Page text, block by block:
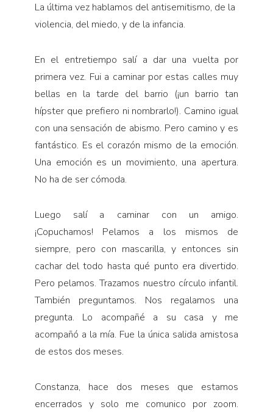
La última vez hablamos del antisemitismo, de la
violencia, del miedo, y de la infancia.
En el entretiempo salí a dar una vuelta por
primera vez. Fui a caminar por estas calles muy
bellas en la tarde del barrio (¡un barrio tan
hípster que prefiero ni nombrarlo!). Camino igual
con una sensación de abismo. Pero camino y es
fantástico. Es el cora­zón mismo de la emoción.
Una emoción es un movimiento, una apertura.
No ha de ser cómoda.
Luego salí a caminar con un amigo.
¡Copuchamos! Pelamos a los mismos de
siempre, pero con mascarilla, y entonces sin
cachar del todo hasta qué punto era divertido.
Pero pelamos. Trazamos nuestro círculo infantil.
También preguntamos. Nos regalamos una
pregunta. Lo acompañé a su casa y me
acompañó a la mía. Fue la única salida amistosa
de estos dos meses.
Constanza, hace dos meses que estamos
encerrados y solo me comunico por zoom.